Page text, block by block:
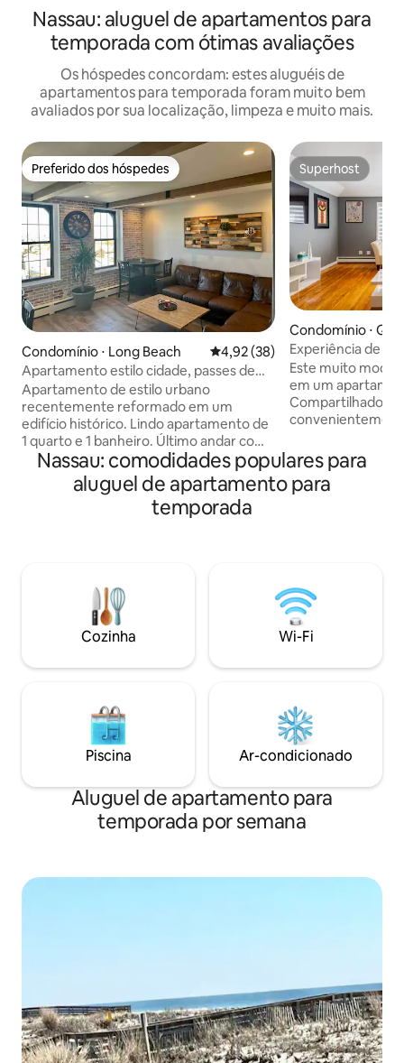
Nassau: aluguel de apartamentos para
temporada com ótimas avaliações
Os hóspedes concordam: estes aluguéis de
apartamentos para temporada foram muito bem
avaliados por sua localização, limpeza e muito mais.
Preferido dos hóspedes
Preferido dos hóspedes
Condomínio ⋅ Long Beach 4,92 de uma avaliação média
4,92 (38)
Apartamento estilo cidade, passes de
praia incluídos
Apartamento de estilo urbano
recentemente reformado em um
edifício histórico. Lindo apartamento de
1 quarto e 1 banheiro. Último andar com
vista para o horizonte de Manhattan.
Caminhe até a praia, estação de trem,
restaurantes e muito mais. Ótima
escapada para a praia (2 PASSES DE
com as melhores avaliações. Tudo o que
você precisa ao seu alcance: mercearia,
cafeterias, lavadora/secadora interna
(taxa) e Wi-Fi. Não são permitidos
animais de estimação
Superhost
Superhost
Condomínio ⋅
Experiência de
Wi-Fi grátis
Este muito
em um
Compartilhado
minutos a pé de
Island que o leva
Manhattan, ao
mora no
compartilhado
nenhuma porta é
com as regras de
Nassau: comodidades populares para
aluguel de apartamento para
temporada
Cozinha Wi-Fi
Piscina Ar-condicionado
Aluguel de apartamento para
temporada por semana